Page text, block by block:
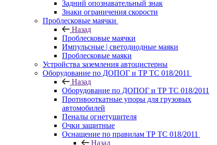
Задний опознавательный знак
Знаки ограничения скорости
Проблесковые маячки
Назад
Проблесковые маячки
Импульсные | светодиодные маяки
Проблесковые маяки
Устройства заземления автоцистерны
Оборудование по ДОПОГ и ТР ТС 018/2011
Назад
Оборудование по ДОПОГ и ТР ТС 018/2011
Противооткатные упоры для грузовых
автомобилей
Пеналы огнетушителя
Очки защитные
Оснащение по правилам ТР ТС 018/2011
Назад